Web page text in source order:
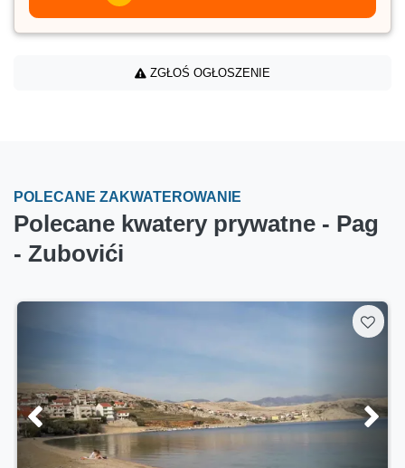
ZGŁOŚ OGŁOSZENIE
POLECANE ZAKWATEROWANIE
Polecane kwatery prywatne - Pag
- Zubovići